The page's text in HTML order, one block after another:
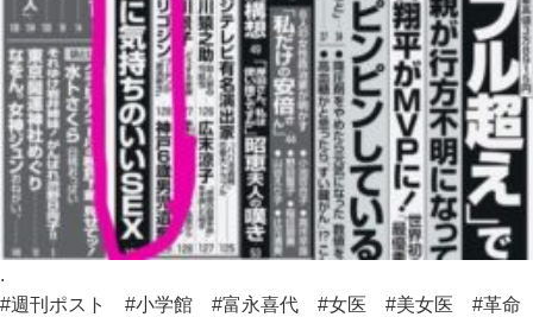
.
#週刊ポスト
#小学館 #富永喜代 #女医 #美女医
#革命